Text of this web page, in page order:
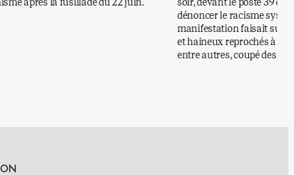
dénoncer le racisme
manifestation faisait suite
et haineux reprochés à
entre autres, coupé des